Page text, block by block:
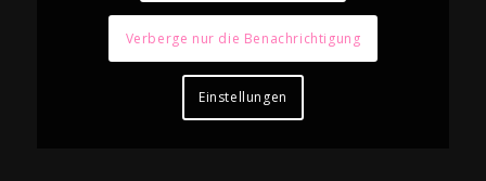
Verberge nur die Benachrichtigung
Einstellungen